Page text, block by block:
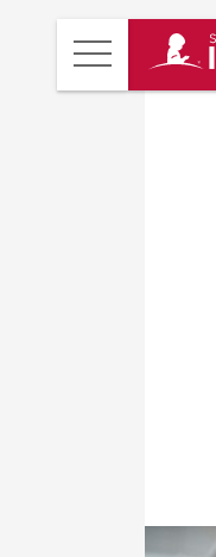
Main
Revista